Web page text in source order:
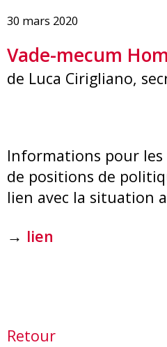
30 mars 2020
Vade-mecum
de Luca Cirigliano,
Informations pour les
de positions de
lien avec la situation
→ lien
Retour